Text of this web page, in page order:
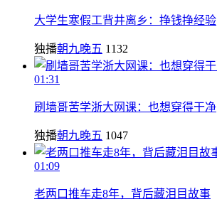
大学生寒假工背井离乡：挣钱挣经验
独播朝九晚五 1132
01:31
刷墙哥苦学浙大网课：也想穿得干净
独播朝九晚五 1047
01:09
老两口推车走8年，背后藏泪目故事